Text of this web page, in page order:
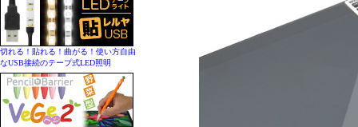
切れる！貼れる！曲がる！使い方自由
なUSB接続のテープ式LED照明